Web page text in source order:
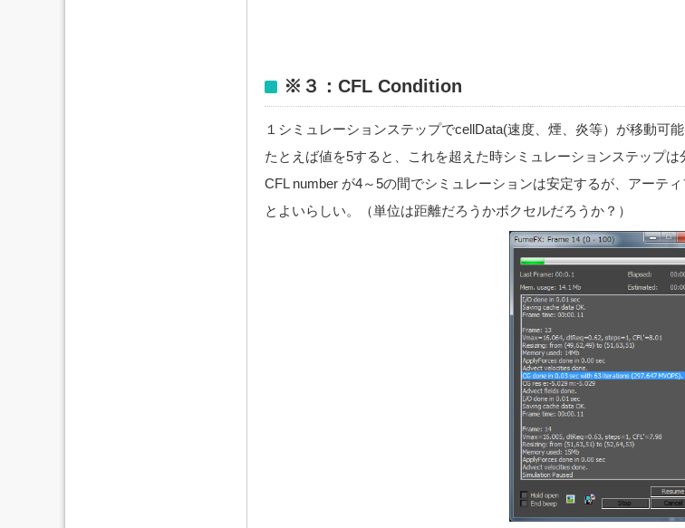
※３：CFL Condition
１シミュレーションステップでcellData(速度、煙、炎等）が移動可能
たとえば値を5すると、これを超えた時シミュレーションステップは
CFL number が4～5の間でシミュレーションは安定するが、アーテ
とよいらしい。（単位は距離だろうかボクセルだろうか？）